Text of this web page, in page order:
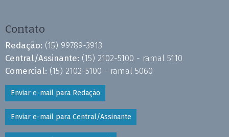
Contato
Redação: (15) 99789-3913
Central/Assinante: (15) 2102-5100 - ramal 5110
Comercial: (15) 2102-5100 - ramal 5060
Enviar e-mail para Redação
Enviar e-mail para Central/Assinante